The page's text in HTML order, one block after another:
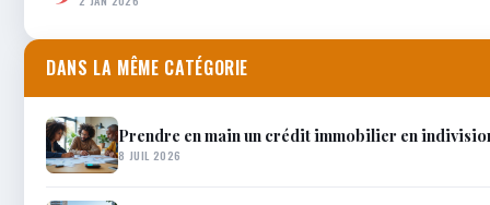
DANS LA MÊME CATÉGORIE
Prendre en main un crédit immobilier en
8 JUIL 2026